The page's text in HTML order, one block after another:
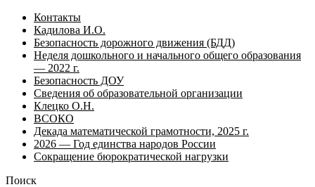
Контакты
Кадилова И.О.
Безопасность дорожного движения (БДД)
Неделя дошкольного и начального общего образования
— 2022 г.
Безопасность ДОУ
Сведения об образовательной организации
Клецко О.Н.
ВСОКО
Декада математической грамотности, 2025 г.
2026 — Год единства народов России
Сокращение бюрократической нагрузки
Поиск